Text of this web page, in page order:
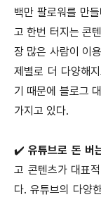
백만 팔로워를 만
고 한번 터지는 콘
장 많은 사람이 이
제별로 더 다양해
기 때문에 블로그
가지고 있다.
✔️유튜브로 돈 버
고 콘텐츠가 대표
다. 유튜브의 다양